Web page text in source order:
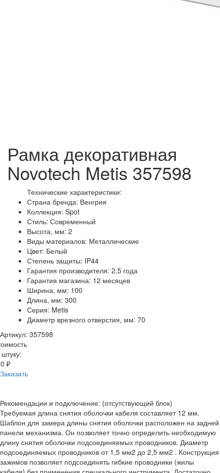
Рамка декоративная
Novotech Metis 357598
Технические характеристики:
Страна бренда: Венгрия
Коллекция: Spot
Стиль: Современный
Высота, мм: 2
Виды материалов: Металлические
Цвет: Белый
Степень защиты: IP44
Гарантия производителя: 2,5 года
Гарантия магазина: 12 месяцев
Ширина, мм: 100
Длина, мм: 300
Серия: Metis
Диаметр врезного отверстия, мм: 70
Артикул: 357598
₽
Заказать
Рекомендации и подключение: (отсутствующий блок)
Требуемая длина снятия оболочки кабеля составляет 12 мм.
Шаблон для замера длины снятия оболочки расположен на задней
панели механизма. Он позволяет точно определить необходимую
длину снятия оболочки подсоединяемых проводников. Диаметр
подсоединяемых проводников от 1,5 мм2 до 2,5 мм2 . Конструкция
зажимов позволяет подсоединять гибкие проводники (жилы